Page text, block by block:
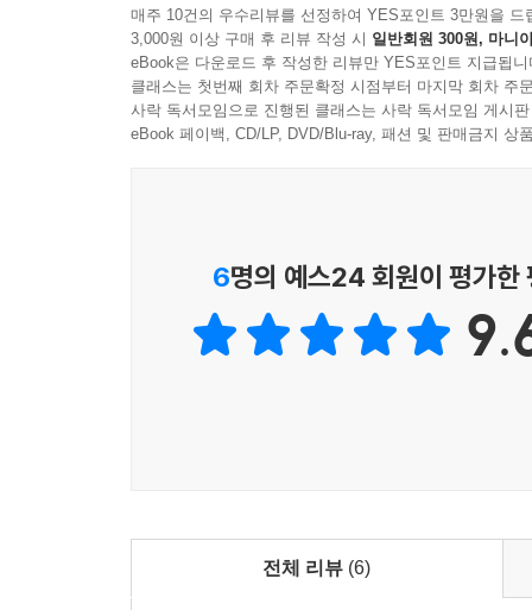
받은 것이 늘 더 많다는 것 …… 이 소박하면서도
중에서
농부가 된 철학자 윤구병이 사유하고 실천한 삶의
글을 하나하나 읽으며 세상 미물들에 대한 사랑
‘공존’, ‘생명’, ‘교육’이라는 주제로 묶었다.
함께하는 삶을 일군 윤구병의 공동체 에세이
행동으로 옮겨 드디어는 변산 코뮨(공동체)이라
행동 그 자체가 철학이고 교훈인 것은 바로 여기에
매주 10건의 우수리뷰를 선정하여 YES포인트 3만원을 드
3,000원 이상 구매 후 리뷰 작성 시 일반회원 300원, 마니
eBook은 다운로드 후 작성한 리뷰만 YES포인트 지급됩니
클래스는 첫번째 회차 주문확정 시점부터 마지막 회차 주
사락 독서모임으로 진행된 클래스는 사락 독서모임 게시
eBook 페이백, CD/LP, DVD/Blu-ray, 패션 및 판매금지 상
6명의 예스24 회원이 평가한
전체 리뷰 (6)